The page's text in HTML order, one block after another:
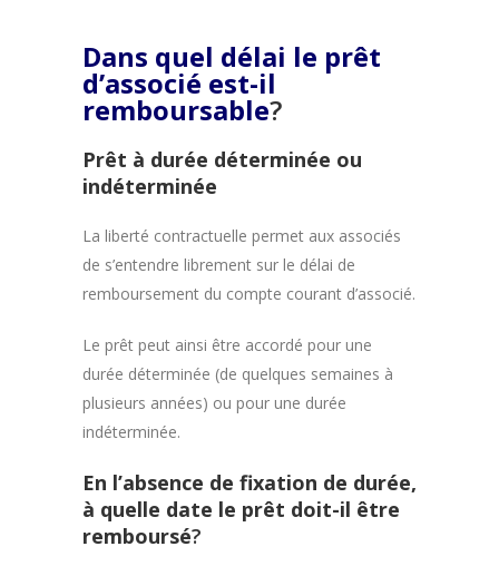
Dans quel délai le prêt
d’associé est-il
remboursable?
Prêt à durée déterminée ou
indéterminée
La liberté contractuelle permet aux associés
de s’entendre librement sur le délai de
remboursement du compte courant d’associé.
Le prêt peut ainsi être accordé pour une
durée déterminée (de quelques semaines à
plusieurs années) ou pour une durée
indéterminée.
En l’absence de fixation de durée,
à quelle date le prêt doit-il être
remboursé?